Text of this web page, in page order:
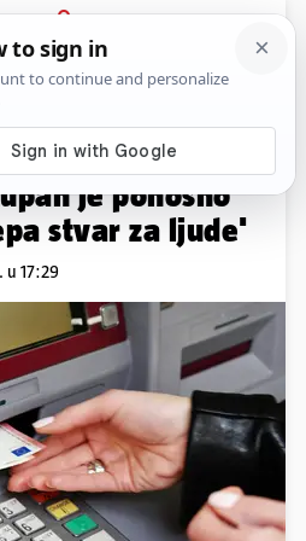
PRIJAVA
News Komentari
otvaranje
je ponosno
stvar za ljude'
u 17:29